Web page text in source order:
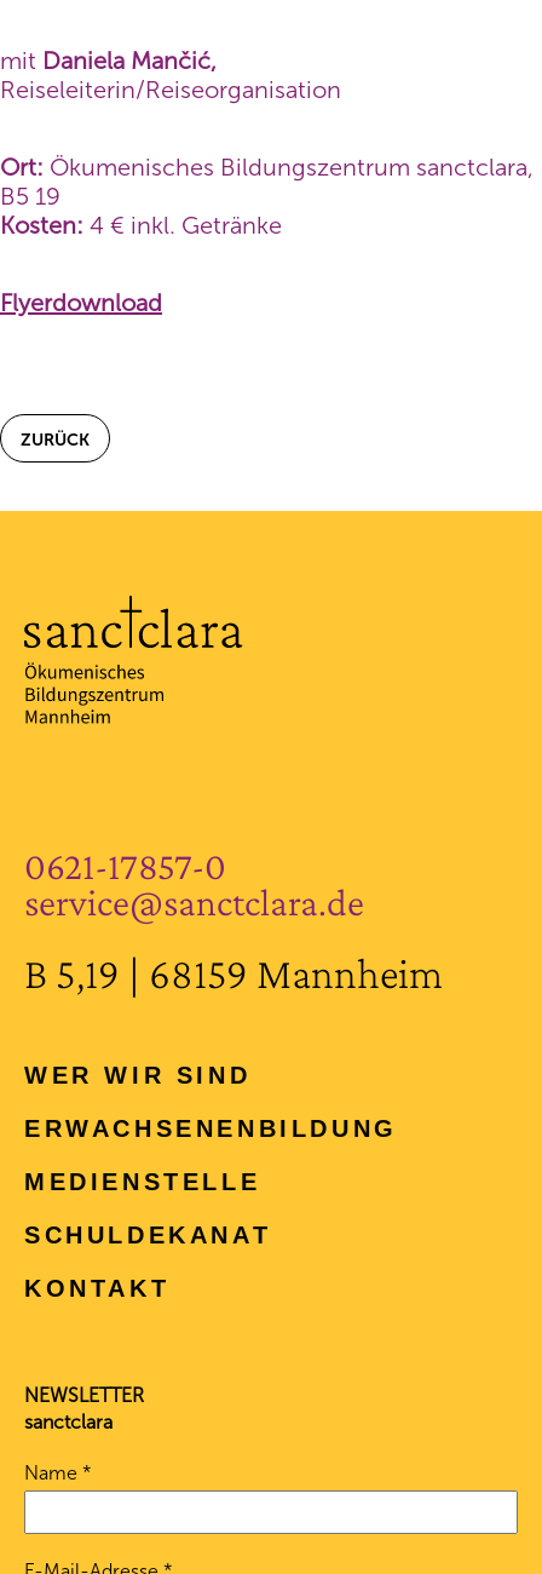
mit Daniela Mančić,
Reiseleiterin/Reiseorganisation
Ort: Ökumenisches Bildungszentrum sanctclara,
B5 19
Kosten: 4 € inkl. Getränke
Flyerdownload
ZURÜCK
0621-17857-0
service@sanctclara.de
B 5,19 | 68159 Mannheim
WER WIR SIND
ERWACHSENEN­BILDUNG
MEDIENSTELLE
SCHULDEKANAT
KONTAKT
NEWSLETTER
sanctclara
Name *